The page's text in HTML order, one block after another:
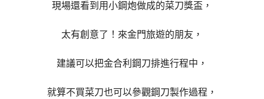
現場還看到用小鋼炮做成的菜刀獎盃，
太有創意了！來金門旅遊的朋友，
建議可以把金合利鋼刀排進行程中，
就算不買菜刀也可以參觀鋼刀製作過程，